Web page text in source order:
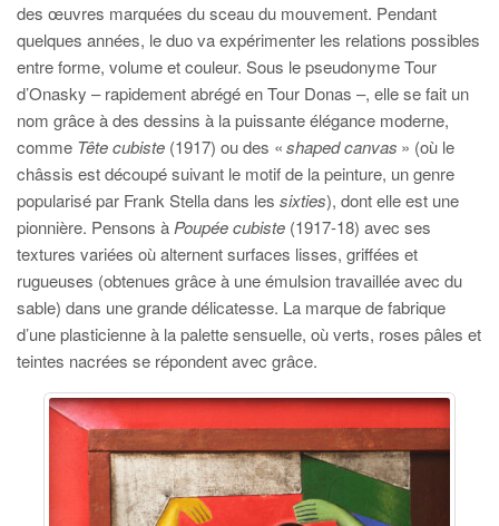
des œuvres marquées du sceau du mouvement. Pendant
quelques années, le duo va expérimenter les relations possibles
entre forme, volume et couleur. Sous le pseudonyme Tour
d’Onasky – rapidement abrégé en Tour Donas –, elle se fait un
nom grâce à des dessins à la puissante élégance moderne,
comme Tête cubiste (1917) ou des «shaped canvas » (où le
châssis est découpé suivant le motif de la peinture, un genre
popularisé par Frank Stella dans les sixties), dont elle est une
pionnière. Pensons à Poupée cubiste (1917-18) avec ses
textures variées où alternent surfaces lisses, griffées et
rugueuses (obtenues grâce à une émulsion travaillée avec du
sable) dans une grande délicatesse. La marque de fabrique
d’une plasticienne à la palette sensuelle, où verts, roses pâles et
teintes nacrées se répondent avec grâce.